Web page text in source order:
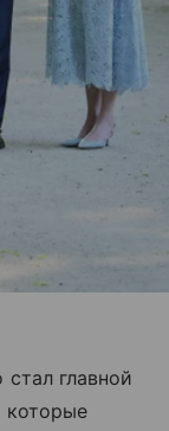
главной